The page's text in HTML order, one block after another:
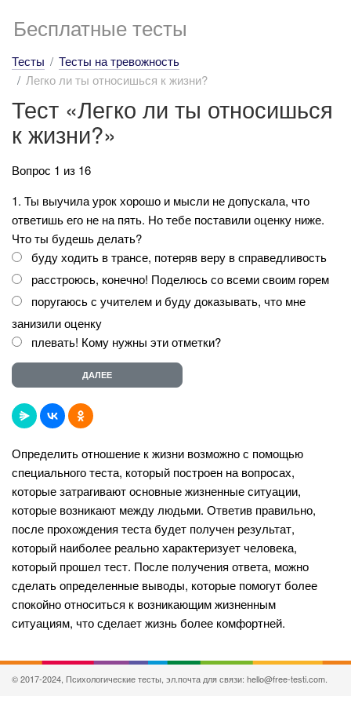
Бесплатные тесты
Тесты
Тесты на тревожность
Легко ли ты относишься к жизни?
Тест «Легко ли ты относишься
к жизни?»
Вопрос 1 из 16
1. Ты выучила урок хорошо и мысли не допускала, что
ответишь его не на пять. Но тебе поставили оценку ниже.
Что ты будешь делать?
буду ходить в трансе, потеряв веру в справедливость
расстроюсь, конечно! Поделюсь со всеми своим горем
поругаюсь с учителем и буду доказывать, что мне
занизили оценку
плевать! Кому нужны эти отметки?
Определить отношение к жизни возможно с помощью
специального теста, который построен на вопросах,
которые затрагивают основные жизненные ситуации,
которые возникают между людьми. Ответив правильно,
после прохождения теста будет получен результат,
который наиболее реально характеризует человека,
который прошел тест. После получения ответа, можно
сделать определенные выводы, которые помогут более
спокойно относиться к возникающим жизненным
ситуациям, что сделает жизнь более комфортней.
© 2017-2024, Психологические тесты, эл.почта для связи: hello@free-testi.com.